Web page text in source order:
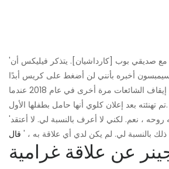
'لن أفعل ذلك أبدًا مع صديقي بوب [كارداشيان]. يتذكر فيليكس أن
حاول المتسابق السابق إيقاف الشائعات مرة أخرى في عام 2018 عندما
تم تهنئته بعد إعلان كلوي أنها حامل بطفلها الأول.
'حسنًا ، لبوب ، بارك الله روحه ، نعم. لكني لا أعرف بالنسبة لي. لا أعتقد
ذلك بالنسبة لي. لم يكن لدي أي علاقة به ، '
عن علاقة غرامية